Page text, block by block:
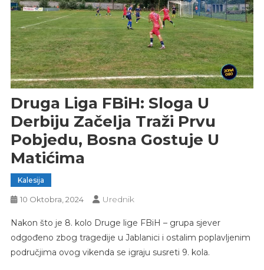
Druga Liga FBiH: Sloga U
Derbiju Začelja Traži Prvu
Pobjedu, Bosna Gostuje U
Matićima
Kalesija
10 Oktobra, 2024 Urednik
Nakon što je 8. kolo Druge lige FBiH – grupa sjever
odgođeno zbog tragedije u Jablanici i ostalim poplavljenim
područjima ovog vikenda se igraju susreti 9. kola.